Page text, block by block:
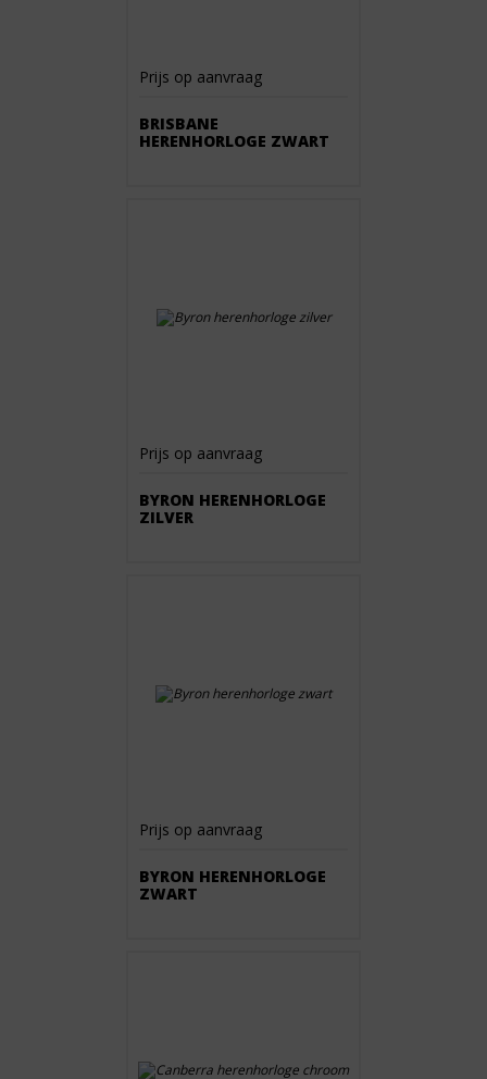
Prijs op aanvraag
BRISBANE
HERENHORLOGE ZWART
Prijs op aanvraag
BYRON HERENHORLOGE
ZILVER
Prijs op aanvraag
BYRON HERENHORLOGE
ZWART